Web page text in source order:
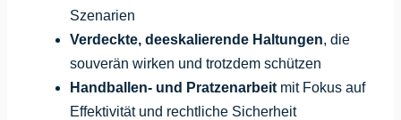
Szenarien
Verdeckte, deeskalierende Haltungen, die
souverän wirken und trotzdem schützen
Handballen- und Pratzenarbeitmit Fokus auf
Effektivität und rechtliche Sicherheit